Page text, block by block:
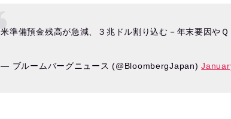
米準備預金残高が急減、３兆ドル割り込む－年末要因や
— ブルームバーグニュース (@BloombergJapan)